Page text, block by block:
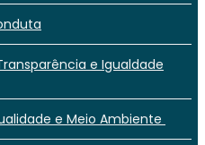
e Igualdade
e Meio Ambiente